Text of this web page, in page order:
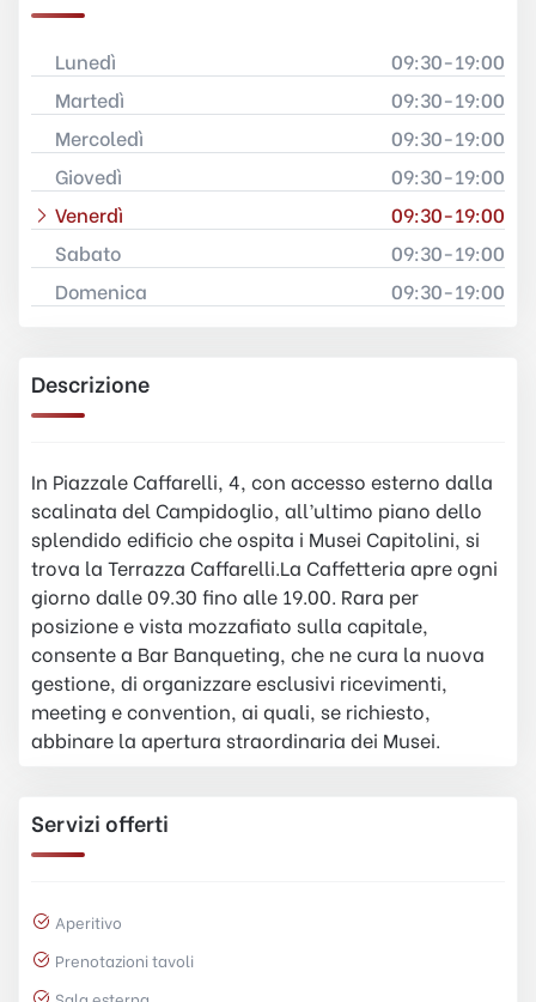
Lunedì
09:30-19:00
Martedì
09:30-19:00
Mercoledì
09:30-19:00
Giovedì
09:30-19:00
Venerdì
09:30-19:00
Sabato
09:30-19:00
Domenica
09:30-19:00
Descrizione
In Piazzale Caffarelli, 4, con accesso esterno dalla
scalinata del Campidoglio, all’ultimo piano dello
splendido edificio che ospita i Musei Capitolini, si
trova la Terrazza Caffarelli.La Caffetteria apre ogni
giorno dalle 09.30 fino alle 19.00. Rara per
posizione e vista mozzafiato sulla capitale,
consente a Bar Banqueting, che ne cura la nuova
gestione, di organizzare esclusivi ricevimenti,
meeting e convention, ai quali, se richiesto,
abbinare la apertura straordinaria dei Musei.
Servizi offerti
Aperitivo
Prenotazioni tavoli